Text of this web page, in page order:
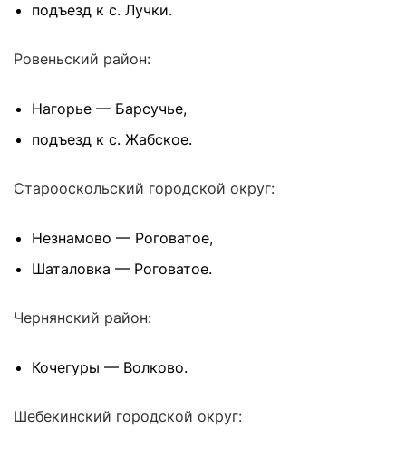
подъезд к с. Лучки.
Ровеньский район:
Нагорье — Барсучье,
подъезд к с. Жабское.
Старооскольский городской округ:
Незнамово — Роговатое,
Шаталовка — Роговатое.
Чернянский район:
Кочегуры — Волково.
Шебекинский городской округ: